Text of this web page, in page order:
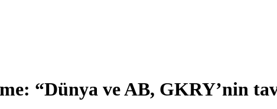
“Dünya ve AB, GKRY’nin